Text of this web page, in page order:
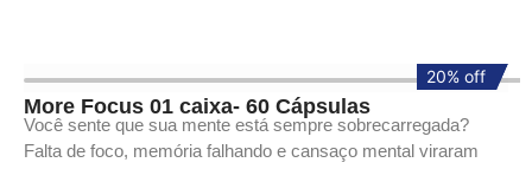
20% off
20% off
More Focus 01 caixa- 60 Cápsulas
Você sente que sua mente está sempre sobrecarregada?
Falta de foco, memória falhando e cansaço mental viraram